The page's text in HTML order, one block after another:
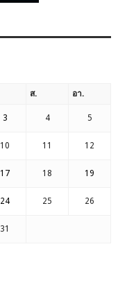
ส. อา.
3 4 5
10 11 12
17 18 19
24 25 26
31